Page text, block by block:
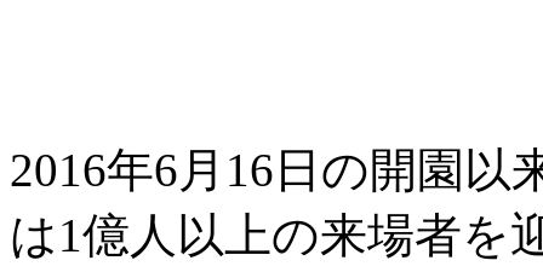
2016年6月16日の開園
は1億人以上の来場者を